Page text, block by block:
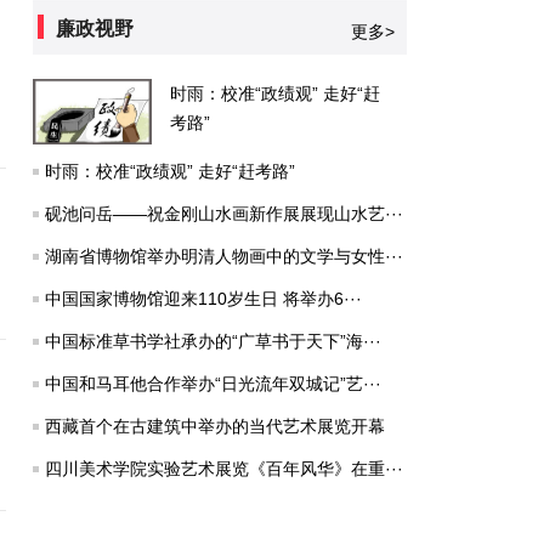
廉政视野 更多>
时雨：校准“政绩观” 走好“赶
考路”
时雨：校准“政绩观” 走好“赶考路”
砚池问岳——祝金刚山水画新作展展现山水艺···
湖南省博物馆举办明清人物画中的文学与女性···
中国国家博物馆迎来110岁生日 将举办6···
中国标准草书学社承办的“广草书于天下”海···
中国和马耳他合作举办“日光流年双城记”艺···
西藏首个在古建筑中举办的当代艺术展览开幕
四川美术学院实验艺术展览《百年风华》在重···